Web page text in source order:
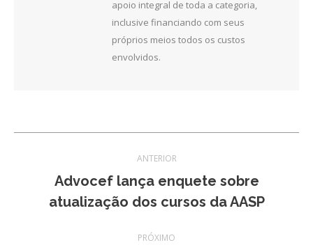
apoio integral de toda a categoria,
inclusive financiando com seus
próprios meios todos os custos
envolvidos.
post:
ANTERIOR
Post
anterior:
Advocef lança enquete sobre
atualização dos cursos da AASP
PRÓXIMO